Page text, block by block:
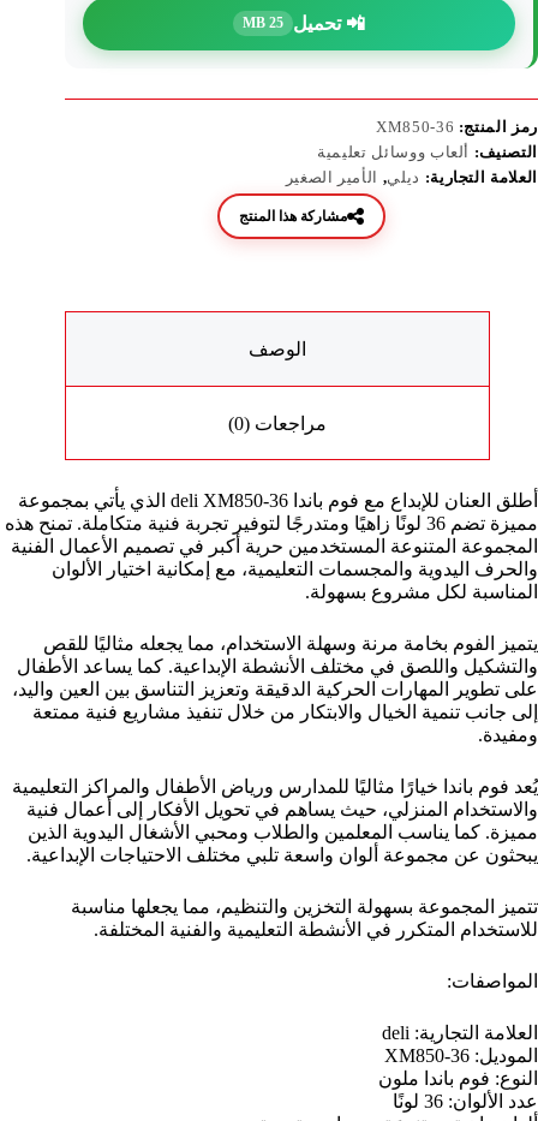
📲 تحميل 25 MB
رمز المنتج: XM850-36
التصنيف: ألعاب ووسائل تعليمية
العلامة التجارية: ديلي, الأمير الصغير
مشاركة هذا المنتج
الوصف
مراجعات (0)
أطلق العنان للإبداع مع فوم باندا deli XM850-36 الذي يأتي بمجموعة
مميزة تضم 36 لونًا زاهيًا ومتدرجًا لتوفير تجربة فنية متكاملة. تمنح هذه
المجموعة المتنوعة المستخدمين حرية أكبر في تصميم الأعمال الفنية
والحرف اليدوية والمجسمات التعليمية، مع إمكانية اختيار الألوان
المناسبة لكل مشروع بسهولة.
يتميز الفوم بخامة مرنة وسهلة الاستخدام، مما يجعله مثاليًا للقص
والتشكيل واللصق في مختلف الأنشطة الإبداعية. كما يساعد الأطفال
على تطوير المهارات الحركية الدقيقة وتعزيز التناسق بين العين واليد،
إلى جانب تنمية الخيال والابتكار من خلال تنفيذ مشاريع فنية ممتعة
ومفيدة.
يُعد فوم باندا خيارًا مثاليًا للمدارس ورياض الأطفال والمراكز التعليمية
والاستخدام المنزلي، حيث يساهم في تحويل الأفكار إلى أعمال فنية
مميزة. كما يناسب المعلمين والطلاب ومحبي الأشغال اليدوية الذين
يبحثون عن مجموعة ألوان واسعة تلبي مختلف الاحتياجات الإبداعية.
تتميز المجموعة بسهولة التخزين والتنظيم، مما يجعلها مناسبة
للاستخدام المتكرر في الأنشطة التعليمية والفنية المختلفة.
المواصفات:
العلامة التجارية: deli
الموديل: XM850-36
النوع: فوم باندا ملون
عدد الألوان: 36 لونًا